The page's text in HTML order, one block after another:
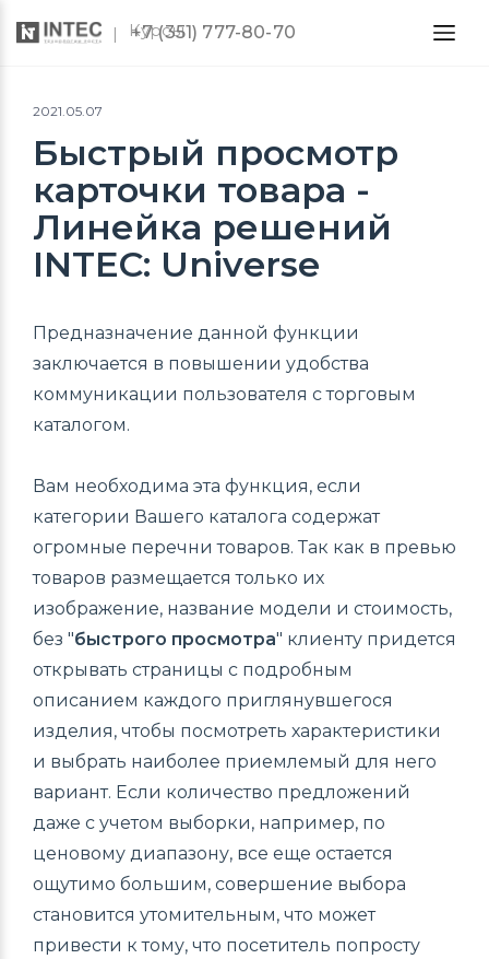
Курсы
+7 (351) 777-80-70
2021.05.07
Быстрый просмотр
карточки товара -
Линейка решений
INTEC: Universe
Предназначение данной функции
заключается в повышении удобства
коммуникации пользователя с торговым
каталогом.
Вам необходима эта функция, если
категории Вашего каталога содержат
огромные перечни товаров. Так как в превью
товаров размещается только их
изображение, название модели и стоимость,
без "быстрого просмотра" клиенту придется
открывать страницы с подробным
описанием каждого приглянувшегося
изделия, чтобы посмотреть характеристики
и выбрать наиболее приемлемый для него
вариант. Если количество предложений
даже с учетом выборки, например, по
ценовому диапазону, все еще остается
ощутимо большим, совершение выбора
становится утомительным, что может
привести к тому, что посетитель попросту